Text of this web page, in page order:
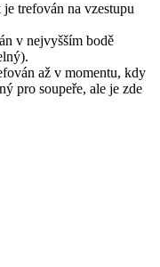
trefován na vzestupu
v nejvyšším bodě
až v momentu, kdy
pro soupeře, ale je zde